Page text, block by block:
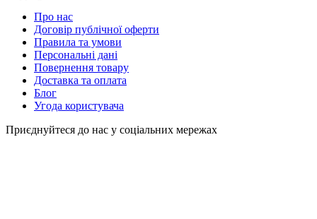
Про нас
Договір публічної оферти
Правила та умови
Персональні дані
Повернення товару
Доставка та оплата
Блог
Угода користувача
Приєднуйтеся до нас у соціальних мережах